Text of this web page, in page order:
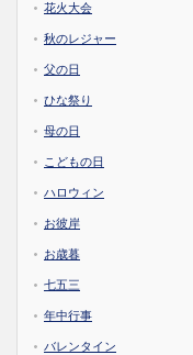
花火大会
秋のレジャー
父の日
ひな祭り
母の日
こどもの日
ハロウィン
お彼岸
お歳暮
七五三
年中行事
バレンタイン